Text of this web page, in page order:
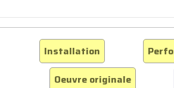
Installation
Oeuvre originale